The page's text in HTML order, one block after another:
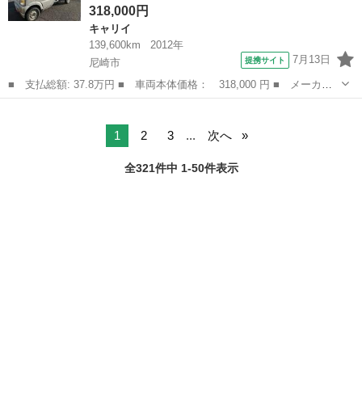
318,000円
キャリイ
139,600km
2012年
尼崎市
提携サイト 7月13日
■ 支払総額: 37.8万円 ■ 車両本体価格： 318,000 円 ■ メーカー
名： スズキ ■ 車種名： キャリイトラック ■ グレード名： Ｋ
1 2 3 ... 次へ
全321件中 1-50件表示